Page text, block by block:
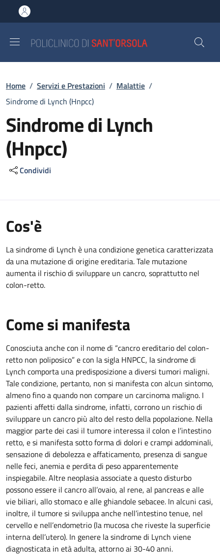
al contenuto principale
to footer content
Briciole di pane
Home / Servizi e Prestazioni / Malattie /
Sindrome di Lynch (Hnpcc)
Sindrome di Lynch
(Hnpcc)
Condividi
Cos'è
La sindrome di Lynch è una condizione genetica caratterizzata
da una mutazione di origine ereditaria. Tale mutazione
aumenta il rischio di sviluppare un cancro, soprattutto nel
colon-retto.
Come si manifesta
Conosciuta anche con il nome di “cancro ereditario del colon-
retto non poliposico” e con la sigla HNPCC, la sindrome di
Lynch comporta una predisposizione a diversi tumori maligni.
Tale condizione, pertanto, non si manifesta con alcun sintomo,
almeno fino a quando non compare un carcinoma maligno. I
pazienti affetti dalla sindrome, infatti, corrono un rischio di
sviluppare un cancro più alto del resto della popolazione. Nella
maggior parte dei casi il tumore interessa il colon e l’intestino
retto, e si manifesta sotto forma di dolori e crampi addominali,
sensazione di debolezza e affaticamento, presenza di sangue
nelle feci, anemia e perdita di peso apparentemente
inspiegabile. Altre neoplasia associate a questo disturbo
possono essere il cancro all’ovaio, al rene, al pancreas e alle
vie biliari, allo stomaco e alle ghiandole sebacee. In alcuni casi,
inoltre, il tumore si sviluppa anche nell’intestino tenue, nel
cervello e nell’endometrio (la mucosa che riveste la superficie
interna dell’utero). In genere la sindrome di Lynch viene
diagnosticata in età adulta, attorno ai 30-40 anni.